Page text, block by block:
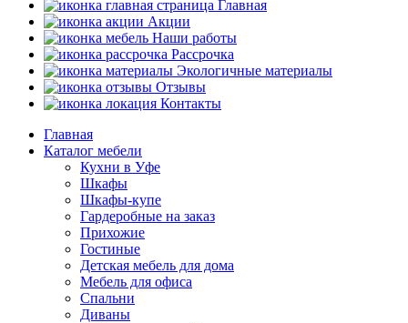
Главная
Акции
Наши работы
Рассрочка
Экологичные материалы
Отзывы
Контакты
Главная
Каталог мебели
Кухни в Уфе
Шкафы
Шкафы-купе
Гардеробные на заказ
Прихожие
Гостиные
Детская мебель для дома
Мебель для офиса
Спальни
Диваны